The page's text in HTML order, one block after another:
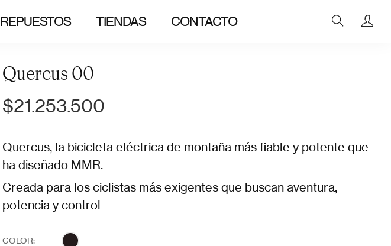
REPUESTOS TIENDAS CONTACTO
Quercus 00
$21.253.500
Quercus, la bicicleta eléctrica de montaña más fiable y potente que
ha diseñado MMR.
Creada para los ciclistas más exigentes que buscan aventura,
potencia y control
COLOR: